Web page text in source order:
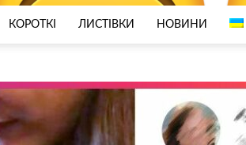
КОРОТКІ ЛИСТІВКИ НОВИНИ